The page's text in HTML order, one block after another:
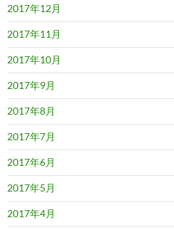
2017年12月
2017年11月
2017年10月
2017年9月
2017年8月
2017年7月
2017年6月
2017年5月
2017年4月